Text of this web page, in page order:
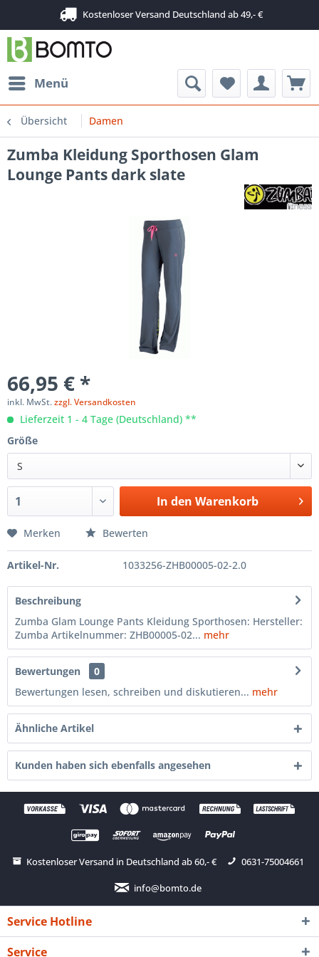
Kostenloser Versand Deutschland ab 49,- €
Menü
Übersicht Damen
Zumba Kleidung Sporthosen Glam
Lounge Pants dark slate
66,95 € *
inkl. MwSt.zzgl. Versandkosten
Lieferzeit 1 - 4 Tage (Deutschland) **
Größe
S
In den Warenkorb
Merken Bewerten
Artikel-Nr. 1033256-ZHB00005-02-2.0
Beschreibung
Zumba Glam Lounge Pants Kleidung Sporthosen: Hersteller:
Zumba Artikelnummer: ZHB00005-02... mehr
Bewertungen
0
Bewertungen lesen, schreiben und diskutieren... mehr
Ähnliche Artikel
Kunden haben sich ebenfalls angesehen
Kostenloser Versand in Deutschland ab 60,- € 0631-75004661
info@bomto.de
Service Hotline
Service